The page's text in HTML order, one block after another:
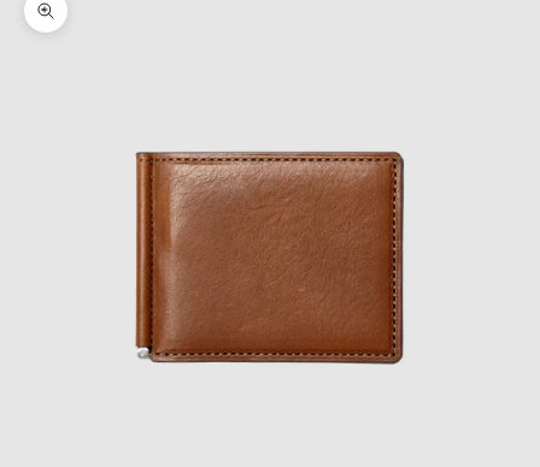
ズームイン